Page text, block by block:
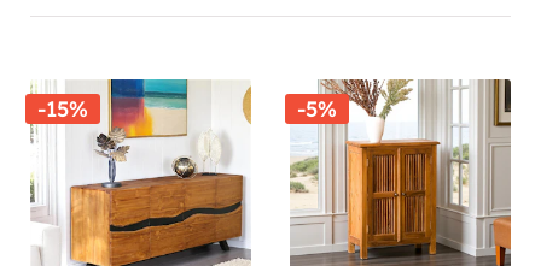
-15% -5%